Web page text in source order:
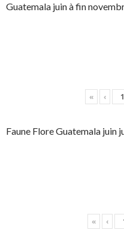
Guatemala juin à fin
« ‹
Faune Flore Guatemala juin
« ‹